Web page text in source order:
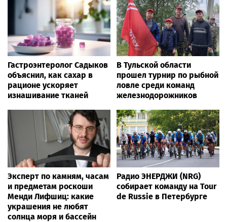
Гастроэнтеролог Садыков
объяснил, как сахар в
рационе ускоряет
изнашивание тканей
В Тульской области
прошел турнир по рыбной
ловле среди команд
железнодорожников
Эксперт по камням, часам
и предметам роскоши
Менди Лифшиц: какие
украшения не любят
солнца моря и бассейн
Радио ЭНЕРДЖИ (NRG)
собирает команду на Tour
de Russie в Петербурге